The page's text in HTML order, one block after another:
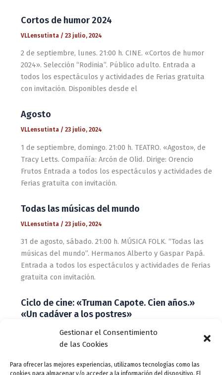
Gestionar el Consentimiento
de las Cookies
Para ofrecer las mejores experiencias, utilizamos tecnologías como las
cookies para almacenar y/o acceder a la información del dispositivo. El
Cortos de humor 2024
VLLensutinta / 23 julio, 2024
2 de septiembre, lunes. 21:00 h. CINE. «Cortos de humor
2024». Selección “Rodinia”. Público adulto. Entrada a
todos los espectáculos y actividades de Ferias gratuita
con invitación. Disponibles desde el
Agosto
VLLensutinta / 23 julio, 2024
1 de septiembre, domingo. 21:00 h. TEATRO. «Agosto», de
Tracy Letts. Compañía: Arcón de Olid. Dirige: Orencio
Frutos Entrada a todos los espectáculos y actividades de
Ferias gratuita con invitación.
Todas las músicas del mundo
VLLensutinta / 23 julio, 2024
31 de agosto, sábado. 21:00 h. MÚSICA FOLK. “Todas las
músicas del mundo”. Hermanos Alberto y Gaspar Papá.
Entrada a todos los espectáculos y actividades de Ferias
gratuita con invitación.
Ciclo de cine: «Truman Capote. Cien años.»
«Un cadáver a los postres»
VLLensutinta/ 23 julio, 2024
Ciclo de cine: «Truman Capote. Cien años.» Presentación:
invitación. Las invitaciones podrán recogerse desde el